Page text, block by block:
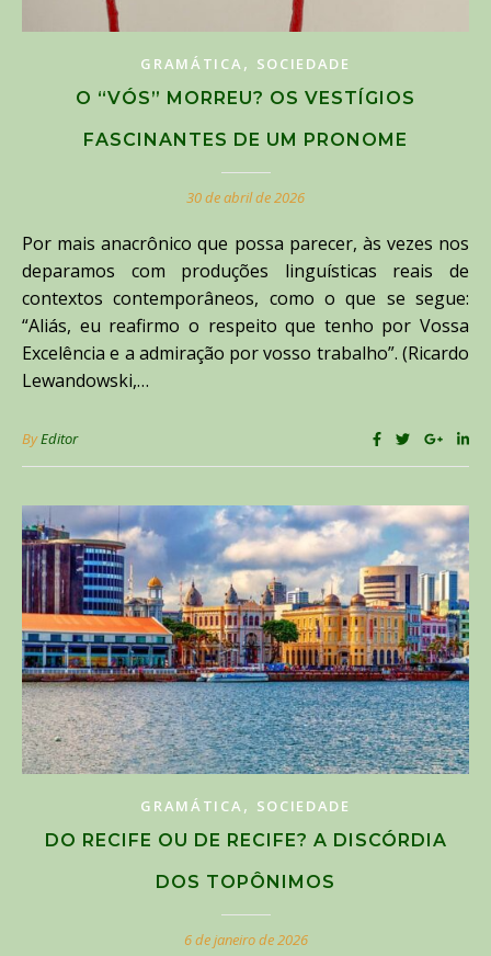
GRAMÁTICA, SOCIEDADE
O “VÓS” MORREU? OS VESTÍGIOS
FASCINANTES DE UM PRONOME
30 de abril de 2026
Por mais anacrônico que possa parecer, às vezes nos
deparamos com produções linguísticas reais de
contextos contemporâneos, como o que se segue:
“Aliás, eu reafirmo o respeito que tenho por Vossa
Excelência e a admiração por vosso trabalho”. (Ricardo
Lewandowski,…
ByEditor
GRAMÁTICA, SOCIEDADE
DO RECIFE OU DE RECIFE? A DISCÓRDIA
DOS TOPÔNIMOS
6 de janeiro de 2026